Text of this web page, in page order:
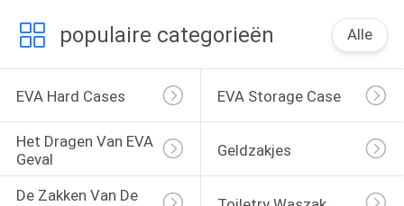
populaire categorieën Alle
EVA Hard Cases EVA Storage Case
Het Dragen Van EVA
Geval
Geldzakjes
De Zakken Van De